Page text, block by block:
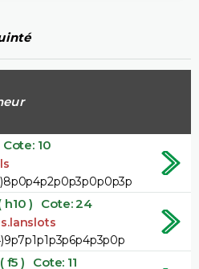
Cote: 10
h10 ) Cote: 24
( f5 ) Cote: 11